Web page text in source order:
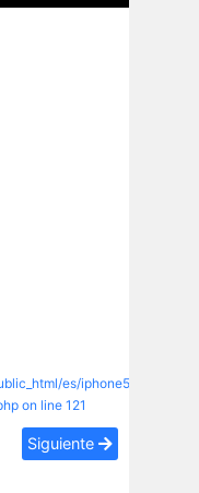
es/iphone5s/wp-
on line 121
Siguiente